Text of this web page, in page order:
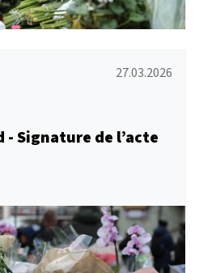
27.03.2026
Signature de l’acte